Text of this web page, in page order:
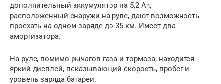
дополнительный аккумулятор на 5,2 Ah,
расположенный снаружи на руле, дают возможность
проехать на одном заряде до 35 км. Имеет два
амортизатора.
На руле, помимо рычагов газа и тормоза, находится
яркий дисплей, показывающий скорость, пробег и
уровень заряда батареи.